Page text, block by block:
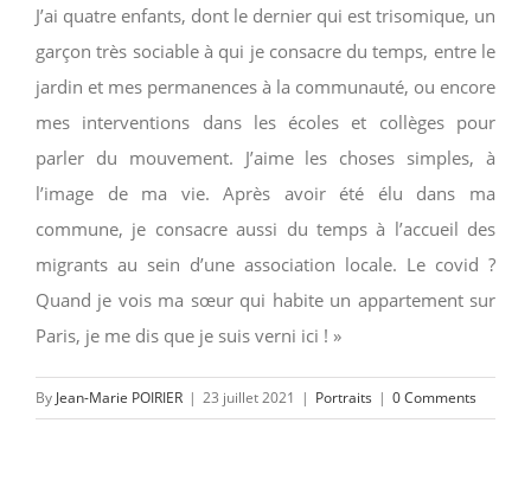
J’ai quatre enfants, dont le dernier qui est trisomique, un
garçon très sociable à qui je consacre du temps, entre le
jardin et mes permanences à la communauté, ou encore
mes interventions dans les écoles et collèges pour
parler du mouvement. J’aime les choses simples, à
l’image de ma vie. Après avoir été élu dans ma
commune, je consacre aussi du temps à l’accueil des
migrants au sein d’une association locale. Le covid ?
Quand je vois ma sœur qui habite un appartement sur
Paris, je me dis que je suis verni ici ! »
By Jean-Marie POIRIER | 23 juillet 2021 | Portraits | 0 Comments